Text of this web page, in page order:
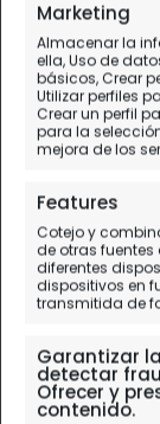
Marketing
Almacenar la
ella, Uso de
básicos, Crear
Utilizar perfiles
Crear un perfil
para la
mejora de los
Features
Cotejo y
de otras
diferentes
dispositivos en
transmitida de
Garantizar
detectar
Ofrecer y
contenido.